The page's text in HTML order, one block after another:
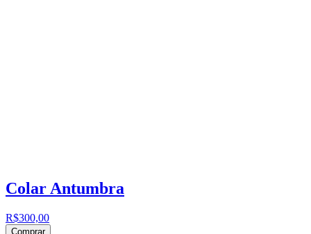
Colar Antumbra
R$300,00
Comprar